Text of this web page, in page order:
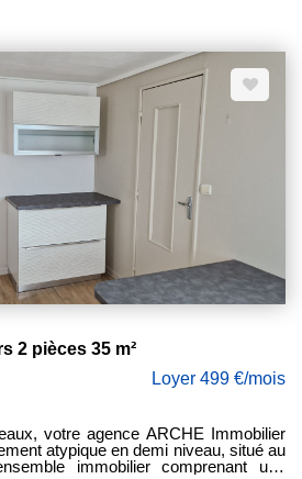
2 pièces 35 m²
Loyer 499 €/mois
votre agence ARCHE Immobilier
atypique en demi niveau, situé au
immobilier comprenant une